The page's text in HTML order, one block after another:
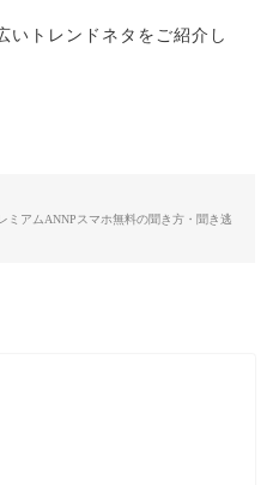
いトレンドネタをご紹介し
ミアムANNPスマホ無料の聞き方・聞き逃